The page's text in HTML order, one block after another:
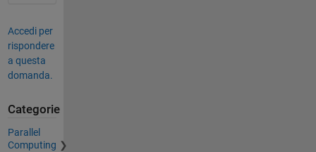
Accedi per
rispondere
a questa
domanda.
Categorie
Parallel
Computing